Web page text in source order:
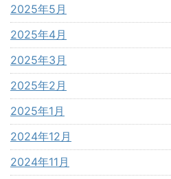
2025年5月
2025年4月
2025年3月
2025年2月
2025年1月
2024年12月
2024年11月